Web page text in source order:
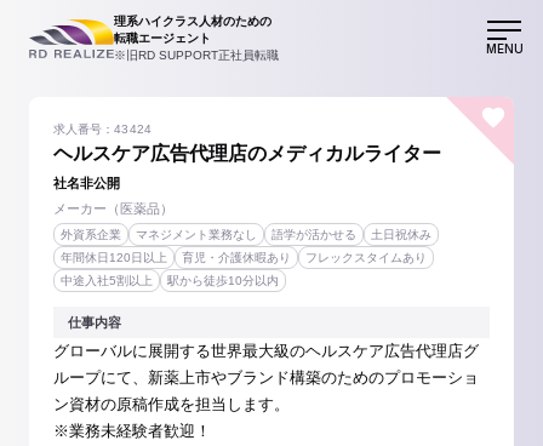
理系ハイクラス人材のための
転職エージェント
※旧RD SUPPORT正社員転職
MENU
ヘルスケア広告代理店のメディカルライター
求人番号：43424
社名非公開
メーカー（医薬品）
外資系企業 マネジメント業務なし 語学が活かせる
土日祝休み
年間休日120日以上
育児・介護休暇あり
フレックスタイムあり
中途入社5割以上
駅から徒歩10分以内
仕事内容
グローバルに展開する世界最大級のヘルスケア広告代理店グ
ループにて、新薬上市やブランド構築のためのプロモーショ
ン資材の原稿作成を担当します。
※業務未経験者歓迎！